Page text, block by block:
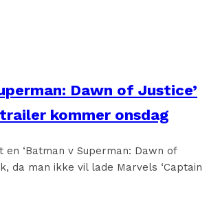
Dawn of Justice’
kommer onsdag
en ‘Batman v Superman: Dawn of
da man ikke vil lade Marvels ‘Captain